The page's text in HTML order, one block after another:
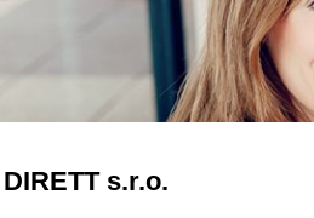
DIRETT s.r.o.